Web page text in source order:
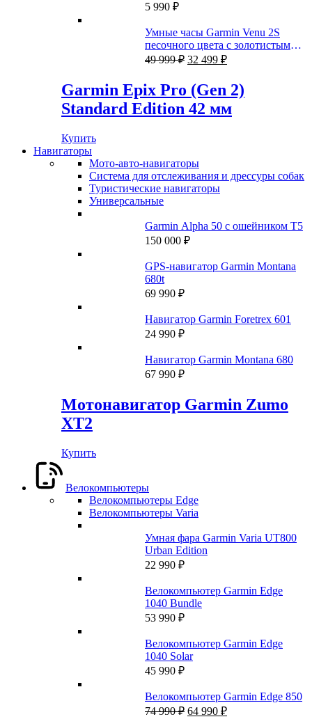
5 990 ₽
Умные часы Garmin Venu 2S
песочного цвета с золотистым
безелем
49 999₽ Первоначальная
составляла
49
999 ₽.
32 499 ₽Текущая
32
499 ₽.
Garmin Epix Pro (Gen 2)
Standard Edition 42 мм
Купить
Навигаторы
Мото-авто-навигаторы
Система для отслеживания и дрессуры собак
Туристические навигаторы
Универсальные
Garmin Alpha 50 с ошейником Т5
150 000 ₽
GPS-навигатор Garmin Montana
680t
69 990 ₽
Навигатор Garmin Foretrex 601
24 990 ₽
Навигатор Garmin Montana 680
67 990 ₽
Мотонавигатор Garmin Zumo
XT2
Купить
Велокомпьютеры
Велокомпьютеры Edge
Велокомпьютеры Varia
Умная фара Garmin Varia UT800
Urban Edition
22 990 ₽
Велокомпьютер Garmin Edge
1040 Bundle
53 990 ₽
Велокомпьютер Garmin Edge
1040 Solar
45 990 ₽
Велокомпьютер Garmin Edge 850
74 990₽ Первоначальная
64 990 ₽Текущая